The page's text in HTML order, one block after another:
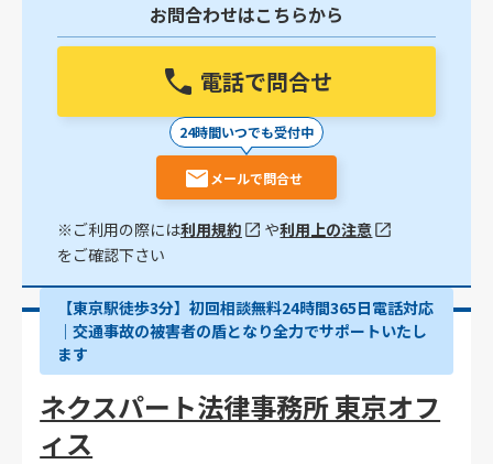
お問合わせはこちらから
電話で問合せ
24時間いつでも受付中
メールで問合せ
※ご利用の際には利用規約 や利用上の注意
をご確認下さい
【東京駅徒歩3分】初回相談無料24時間365日電話対応
｜交通事故の被害者の盾となり全力でサポートいたし
ます
ネクスパート法律事務所 東京オフ
ィス